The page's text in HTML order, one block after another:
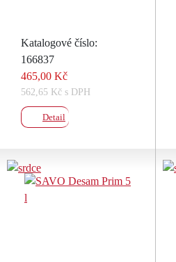
Katalogové číslo:
166837
465,00 Kč
562,65 Kč s DPH
Detail